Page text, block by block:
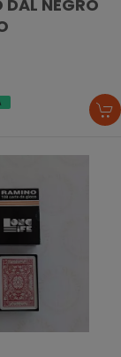
DAL NEGRO